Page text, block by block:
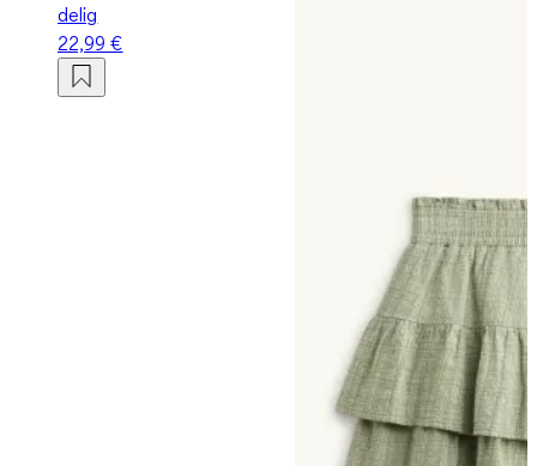
delig
22,99 €